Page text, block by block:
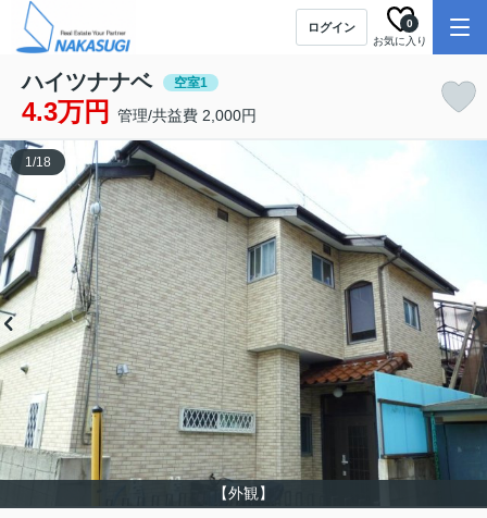
ログイン
お気に入り
0
ハイツナナベ 空室1
4.3万円 管理/共益費 2,000円
【外観】
1/18